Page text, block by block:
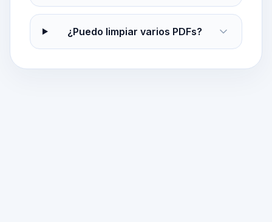
¿Puedo limpiar varios PDFs?